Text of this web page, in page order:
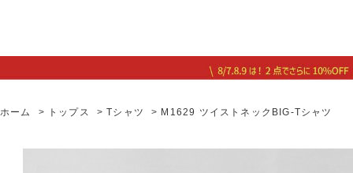
ホーム > トップス >Tシャツ > M1629 ツイストネックBIG-Tシャツ